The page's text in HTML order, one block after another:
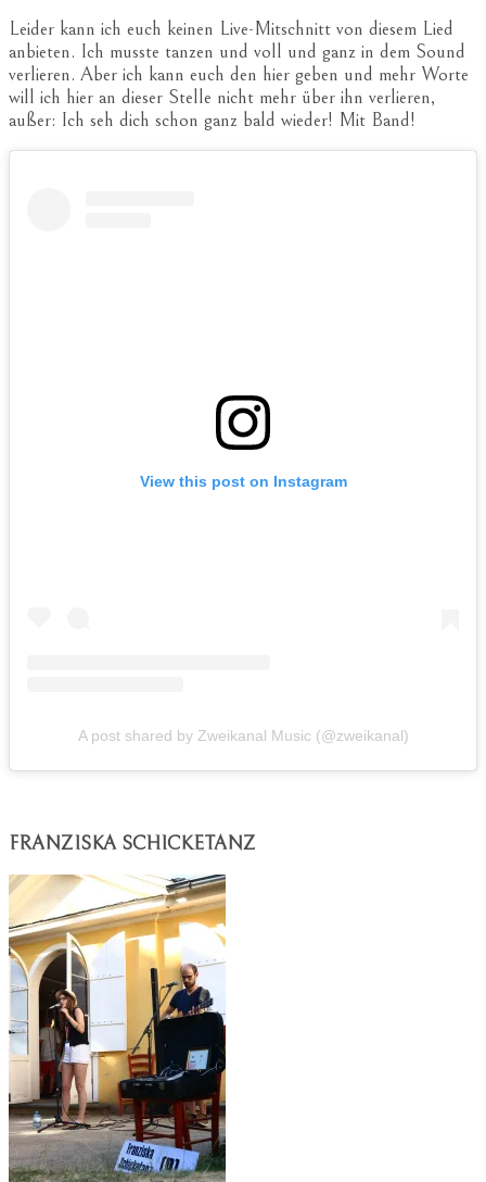
Leider kann ich euch keinen Live-Mitschnitt von diesem Lied
anbieten. Ich musste tanzen und voll und ganz in dem Sound
verlieren. Aber ich kann euch den hier geben und mehr Worte
will ich hier an dieser Stelle nicht mehr über ihn verlieren,
außer: Ich seh dich schon ganz bald wieder! Mit Band!
View this post on Instagram
A post shared by Zweikanal Music (@zweikanal)
FRANZISKA SCHICKETANZ